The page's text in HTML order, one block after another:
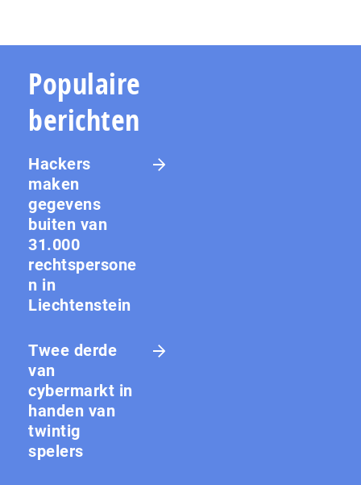
Populaire
berichten
Hackers
maken
gegevens
buiten van
31.000
rechtspersone
n in
Liechtenstein
Twee derde
van
cybermarkt in
handen van
twintig
spelers